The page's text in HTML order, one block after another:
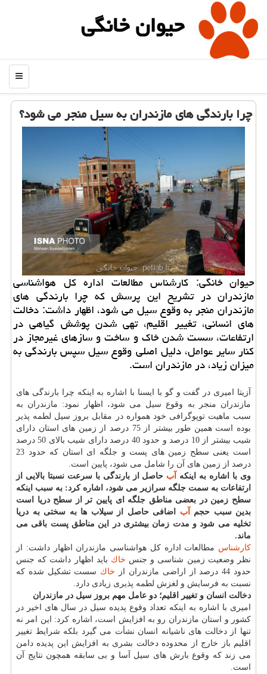
حیوان خانگی
منو
چرا بارندگی های مازندران به سیل منجر می شود؟
حیوان خانگی: كارشناس مطالعات اداره كل هواشناسی
مازندران در تشریح این پرسش كه چرا بارندگی های
مازندران منجر به وقوع سیل می شود، اظهار داشت: دخالت
های انسانی، تغییر اقلیم، تهی شدن پوشش گیاهی در
ارتفاعات، سست شدن خاك و ساخت و سازهای غیرمجاز در
كنار سایر عوامل، دلیل اصلی وقوع سیل سپس بارندگی به
میزان زیاد، در مازندران است.
آزیتا امیری در گفت و گو با ایسنا با اشاره به اینكه چرا بارندگی های
مازندران منجر به وقوع سیل می شود، اظهار نمود: مازندران به
سبب ماهیت توپوگرافی خود همواره در مقابل بروز سیل لطمه پذیر
بوده است همین طور بیشتر از 75 درصد از زمین های استان دارای
شیب بیشتر از 10 درصد و حدود 40 درصد دارای شیب بالای 50 درصد
است یعنی سطح زمین های پست و جلگه ای استان كه حدود 23
درصد از زمین های آن را شامل می شود، پایین است.
وی با اشاره به اینكه
آب حاصل از بارندگی با سرعت نسبتا بالایی از
ارتفاعات به سمت جلگه سرازیر می شود، اشاره كرد: به سبب اینكه
سطح زمین در بعضی مناطق جلگه ای پایین تر از سطح دریا است
بدین سبب حجم
آب اضافی حاصل از سیلاب ها به سختی به دریا
تخلیه می شود و مدت زمان بیشتری در این مناطق پست باقی می
ماند.
كارشناس مطالعات اداره كل هواشناسی مازندران اظهار داشت: از
نظر وضعیت زمین شناسی و جنس خاك باید اظهار داشت كه جنس
حدود 44 درصد از اراضی مازندران از
خاك سست تشكیل شده كه
نسبت به فرسایش و لغزش لطمه پذیری زیادی دارد.
دخالت انسان و تغییر اقلیم؛ دو عامل مهم بروز سیل در مازندران
امیری با اشاره به اینكه تعداد وقوع پدیده سیل در سال های اخیر در
كشور و استان مازندران رو به افزایش است، اشاره كرد: این امر نه
تنها از دخالت های ناشیانه انسان نشأت می گیرد بلكه شرایط تغییر
اقلیم باز خارج از محدوده دخالت بشری به افزایش این پدیده دامن
می زند كه وقوع بارش های سیل آسا و بی سابقه همچون نتایج آن
است.